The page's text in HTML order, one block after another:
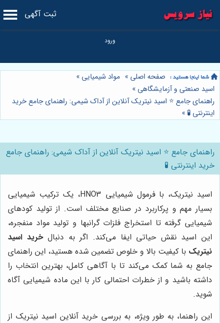
ثبت آگهی
صفحه اصلی » مواد شیمیایی »
اسید صنعتی و آزمایشگاهی »
راهنمای جامع ⭐️ اسید نیتریک آنلاین از آداک شیمی: راهنمای جامع خرید
اینترنتی 🧪 »
راهنمای جامع ⭐️ اسید نیتریک آنلاین از آداک شیمی: راهنمای جامع
خرید اینترنتی 🧪
اسید نیتریک، با فرمول شیمیایی HNO3، یک ترکیب شیمیایی
بسیار مهم و پرکاربرد در صنایع مختلف است. از تولید کودهای
شیمیایی گرفته تا استخراج فلزات گرانبها و تولید مواد منفجره،
این اسید نقش حیاتی ایفا می‌کند. اگر به دنبالخرید اسید
نیتریک با کیفیت بالا و خلوص تضمین شده هستید، این راهنمای
جامع به شما کمک می‌کند تا با آگاهی کامل، بهترین انتخاب را
داشته باشید و از خطرات احتمالی کار با این ماده شیمیایی آگاه
شوید.
این راهنما، به طور ویژه، به بررسی خرید آنلاین اسید نیتریک از